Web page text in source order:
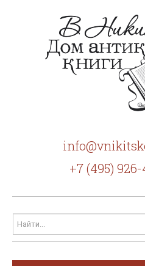
+7 (495) 926-